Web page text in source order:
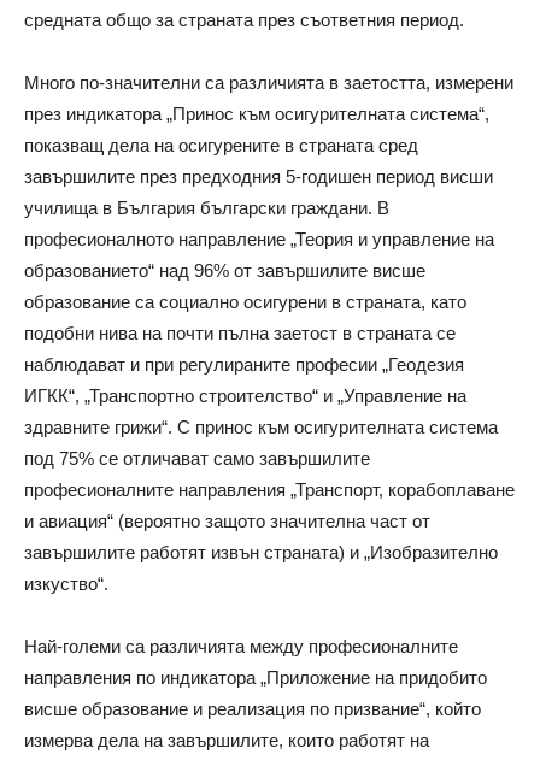
средната общо за страната през съответния период.
Много по-значителни са различията в заетостта, измерени
през индикатора „Принос към осигурителната система“,
показващ дела на осигурените в страната сред
завършилите през предходния 5-годишен период висши
училища в България български граждани. В
професионалното направление „Теория и управление на
образованието“ над 96% от завършилите висше
образование са социално осигурени в страната, като
подобни нива на почти пълна заетост в страната се
наблюдават и при регулираните професии „Геодезия
ИГКК“, „Транспортно строителство“ и „Управление на
здравните грижи“. С принос към осигурителната система
под 75% се отличават само завършилите
професионалните направления „Транспорт, корабоплаване
и авиация“ (вероятно защото значителна част от
завършилите работят извън страната) и „Изобразително
изкуство“.
Най-големи са различията между професионалните
направления по индикатора „Приложение на придобито
висше образование и реализация по призвание“, който
измерва дела на завършилите, които работят на